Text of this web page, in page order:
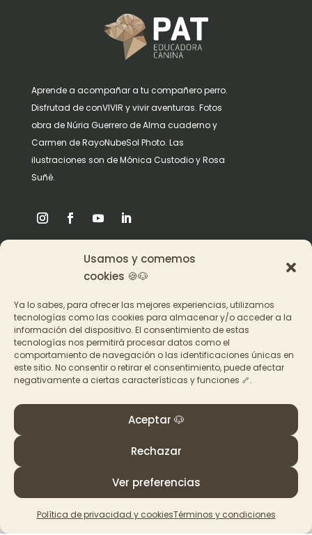
Usamos y comemos
cookies 🍪🐶
Ya lo sabes, para ofrecer las mejores experiencias, utilizamos
tecnologías como las cookies para almacenar y/o acceder a la
información del dispositivo. El consentimiento de estas
tecnologías nos permitirá procesar datos como el
comportamiento de navegación o las identificaciones únicas en
este sitio. No consentir o retirar el consentimiento, puede afectar
negativamente a ciertas características y funciones 🦴.
Aceptar 🐶
Rechazar
Ver preferencias
Política de privacidad y cookiesTérminos y condiciones
Aprende a acompañar a tu compañero perro.
Disfrutad de conVIVIR y vivir aventuras. Fotos
obra de Núria Guerrero de Alma cuaderno y
Carmen de RayoNubeSol Photo. Las
ilustraciones son de Mónica Custodio y Rosa
Suñè.
Acceder a los cursos
Contacto
© PAT Educadora Canina, Galicia
cookies